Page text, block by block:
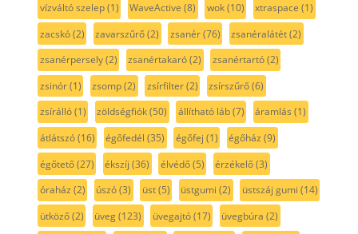
vízváltó szelep(1) WaveActive (8) wok(10) xtraspace (1)
zacskó(2) zavarszűrő(2) zsanér(76) zsanéralátét(2)
zsanérpersely(2) zsanértakaró(2) zsanértartó(2)
zsinór(1) zsomp(2) zsírfilter(2) zsírszűrő(6)
zsírálló(1) zöldségfiók(50) állítható láb(7) áramlás (1)
átlátszó(16) égőfedél (35) égőfej (1) égőház (9)
égőtető(27) ékszíj (36) élvédő(5) érzékelő(3)
óraház (2) úszó(3) üst(5) üstgumi (2) üstszáj gumi (14)
ütköző(2) üveg(123) üvegajtó(17) üvegbúra (2)